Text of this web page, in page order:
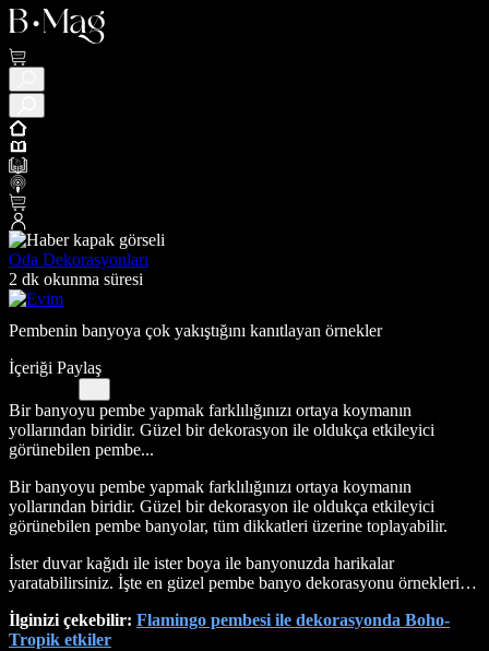
Oda Dekorasyonları
2 dk okunma süresi
Pembenin banyoya çok yakıştığını kanıtlayan örnekler
İçeriği Paylaş
Bir banyoyu pembe yapmak farklılığınızı ortaya koymanın
yollarından biridir. Güzel bir dekorasyon ile oldukça etkileyici
görünebilen pembe...
Bir banyoyu pembe yapmak farklılığınızı ortaya koymanın
yollarından biridir. Güzel bir dekorasyon ile oldukça etkileyici
görünebilen pembe banyolar, tüm dikkatleri üzerine toplayabilir.
İster duvar kağıdı ile ister boya ile banyonuzda harikalar
yaratabilirsiniz. İşte en güzel pembe banyo dekorasyonu örnekleri…
İlginizi çekebilir: Flamingo pembesi ile dekorasyonda Boho-
Tropik etkiler